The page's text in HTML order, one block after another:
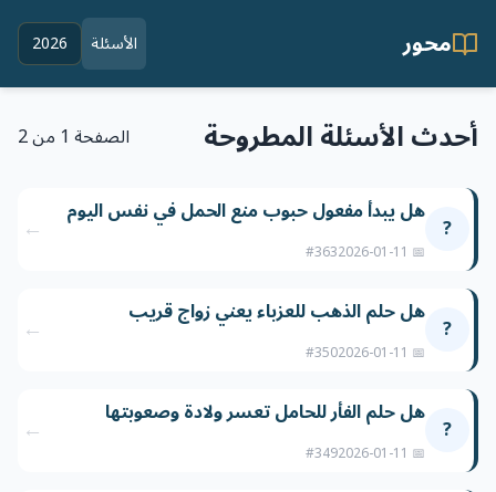
محور الأسئلة 2026
أحدث الأسئلة المطروحة الصفحة 1 من 2
? هل يبدأ مفعول حبوب منع الحمل في نفس اليوم
📅 2026-01-11
#363
←
? هل حلم الذهب للعزباء يعني زواج قريب
📅 2026-01-11
#350
←
? هل حلم الفأر للحامل تعسر ولادة وصعوبتها
📅 2026-01-11
#349
←